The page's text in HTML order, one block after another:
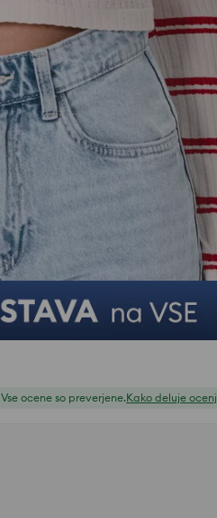
Vse ocene so preverjene.Kako deluje